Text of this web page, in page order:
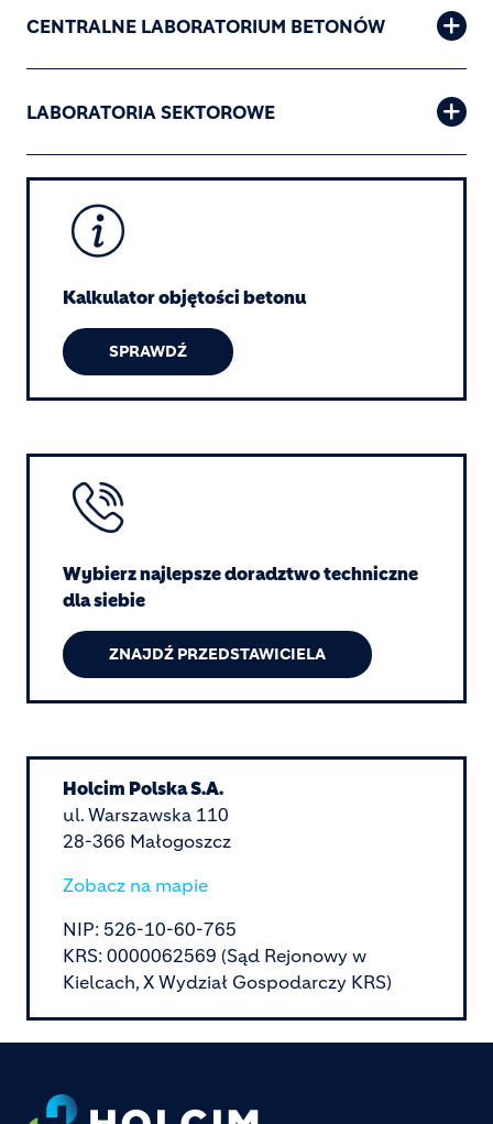
CENTRALNE LABORATORIUM BETONÓW
LABORATORIA SEKTOROWE
Image
Kalkulator objętości betonu
SPRAWDŹ
Image
Wybierz najlepsze doradztwo techniczne
dla siebie
ZNAJDŹ PRZEDSTAWICIELA
Holcim Polska S.A.
ul. Warszawska 110
28-366 Małogoszcz
Zobacz na mapie
NIP: 526-10-60-765
KRS: 0000062569 (Sąd Rejonowy w
Kielcach, X Wydział Gospodarczy KRS)
Footer